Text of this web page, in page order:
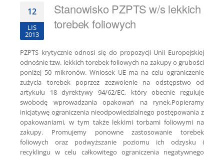
12
LIS
2013
Stanowisko PZPTS w/s lekkich
torebek foliowych
PZPTS krytycznie odnosi się do propozycji Unii Europejskiej
odnośnie tzw. lekkich torebek foliowych na zakupy o grubości
poniżej 50 mikronów. Wniosek UE ma na celu ograniczenie
zużycia torebek poprzez zezwolenie na odstępstwo od
artykułu 18 dyrektywy 94/62/EC, który obecnie reguluje
swobodę wprowadzania opakowań na rynek.Popieramy
inicjatywę ograniczenia nieodpowiedzialnego postępowania z
opakowaniami, w tym także lekkimi torbami foliowymi na
zakupy. Promujemy ponowne zastosowanie torebek
foliowych oraz podwyższanie poziomu ich odzysku i
recyklingu w celu całkowitego ograniczenia negatywnego